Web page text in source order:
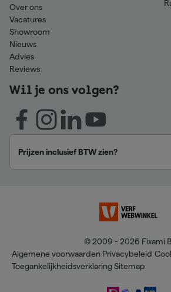
Over ons
Vacatures
Showroom
Nieuws
Advies
Reviews
Wil je ons volgen?
Prijzen inclusief BTW zien?
© 2009 - 2026 Fixami
Algemene voorwaarden Privacybeleid
Toegankelijkheidsverklaring Sitemap